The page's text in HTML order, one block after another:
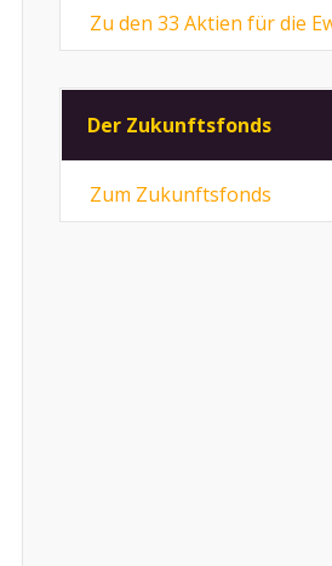
Zu den 33 Aktien für die
Der Zukunftsfonds
Zum Zukunftsfonds